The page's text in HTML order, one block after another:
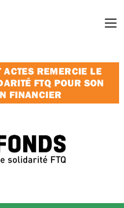
ACTES REMERCIE LE
FTQ POUR SON
FINANCIER